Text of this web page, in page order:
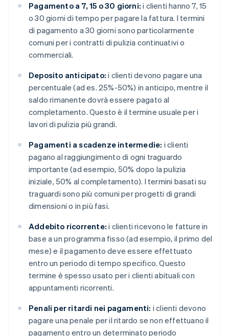
Pagamento a 7, 15 o 30 giorni: i clienti hanno 7, 15
o 30 giorni di tempo per pagare la fattura. I termini
di pagamento a 30 giorni sono particolarmente
comuni per i contratti di pulizia continuativi o
commerciali.
Deposito anticipato: i clienti devono pagare una
percentuale (ad es. 25%-50%) in anticipo, mentre il
saldo rimanente dovrà essere pagato al
completamento. Questo è il termine usuale per i
lavori di pulizia più grandi.
Pagamenti a scadenze intermedie: i clienti
pagano al raggiungimento di ogni traguardo
importante (ad esempio, 50% dopo la pulizia
iniziale, 50% al completamento). I termini basati su
traguardi sono più comuni per progetti di grandi
dimensioni o in più fasi.
Addebito ricorrente: i clienti ricevono le fatture in
base a un programma fisso (ad esempio, il primo del
mese) e il pagamento deve essere effettuato
entro un periodo di tempo specifico. Questo
termine è spesso usato per i clienti abituali con
appuntamenti ricorrenti.
Penali per ritardi nei pagamenti: i clienti devono
pagare una penale per il ritardo se non effettuano il
pagamento entro un determinato periodo